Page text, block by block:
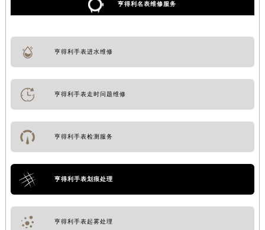
亨得利名表维修服务
亨得利手表进水维修
亨得利手表走时问题维修
亨得利手表检测服务
亨得利手表划痕处理
亨得利手表起雾处理